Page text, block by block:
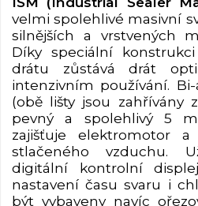
velmi spolehlivé masivní
silnějších a vrstvených
Díky speciální
drátu zůstává drát
intenzivním používání.
(obě lišty jsou zahřívány
pevný a spolehlivý 5
zajišťuje elektromotor
stlačeného vzduchu.
digitální kontrolní
nastavení času svaru i
být vybaveny navíc